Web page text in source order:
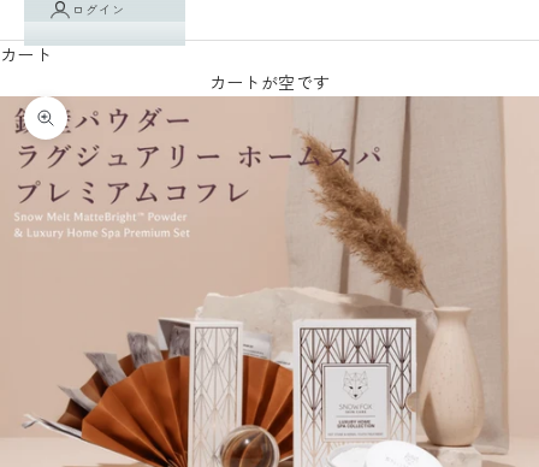
ログイン
カート
カートが空です
ズームイン